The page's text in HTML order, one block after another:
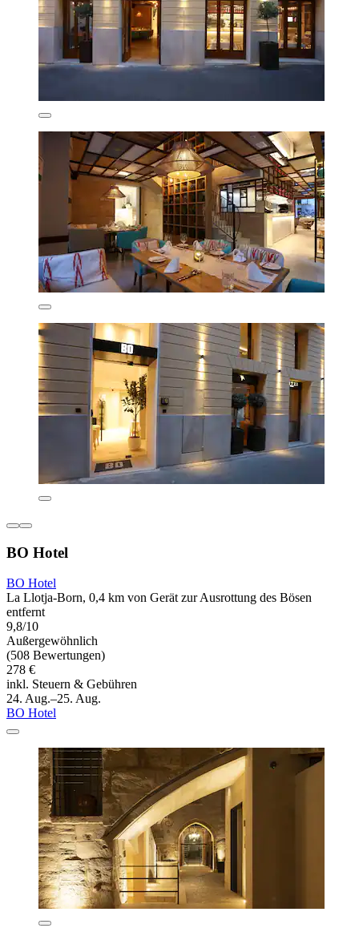
BO Hotel
BO Hotel
La Llotja-Born, 0,4 km von Gerät zur Ausrottung des Bösen
entfernt
9,8/10
Außergewöhnlich
(508 Bewertungen)
278 €
inkl. Steuern & Gebühren
24. Aug.–25. Aug.
BO Hotel